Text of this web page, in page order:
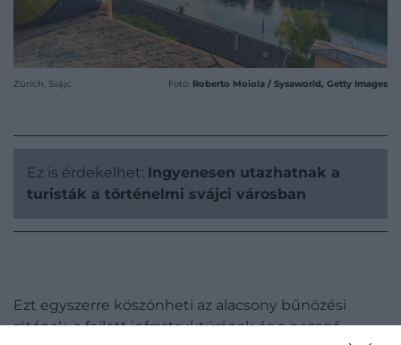
Zürich, Svájc Fotó: Roberto Moiola / Sysaworld, Getty Images
Ez is érdekelhet: Ingyenesen utazhatnak a
turisták a történelmi svájci városban
Ezt egyszerre köszönheti az alacsony bűnözési
rátának, a fejlett infrastruktúrának és a pezsgő